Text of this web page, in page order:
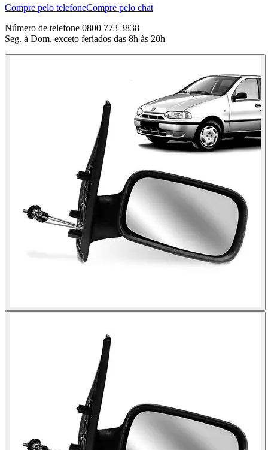
Compre pelo telefoneCompre pelo chat
Número de telefone 0800 773 3838
Seg. à Dom. exceto feriados das 8h às 20h